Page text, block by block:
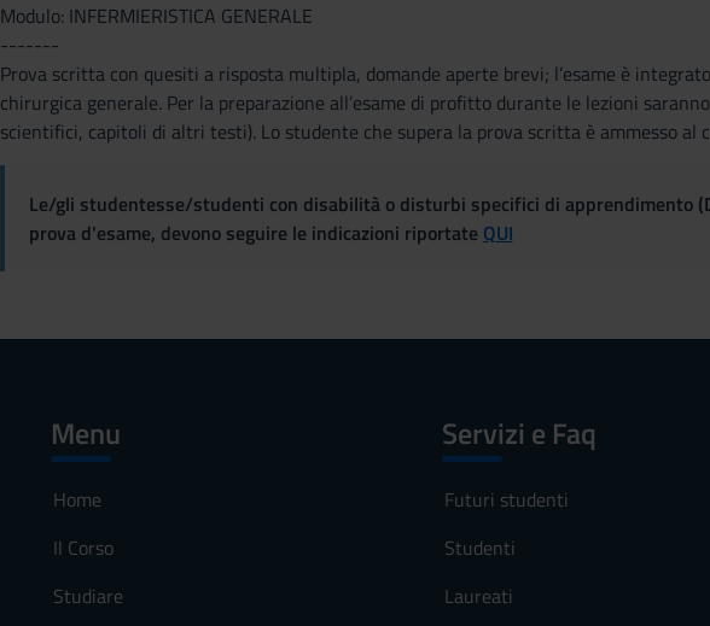
Modulo: INFERMIERISTICA GENERALE
-------
Prova scritta con quesiti a risposta multipla, domande aperte brevi; l’esame è
chirurgica generale. Per la preparazione all’esame di profitto durante le lezioni
scientifici, capitoli di altri testi). Lo studente che supera la prova scritta è ammesso al
Le/gli studentesse/studenti con disabilità o disturbi specifici di apprendimento
prova d'esame, devono seguire le indicazioni riportate QUI
Menu
Home
Il Corso
Studiare
Servizi e Faq
Futuri studenti
Studenti
Laureati